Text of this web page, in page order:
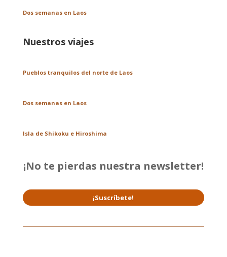
Dos semanas en Laos
Nuestros viajes
Pueblos tranquilos del norte de Laos
Dos semanas en Laos
Isla de Shikoku e Hiroshima
¡No te pierdas nuestra newsletter!
¡Suscríbete!